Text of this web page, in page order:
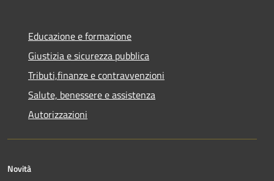
Educazione e formazione
Giustizia e sicurezza pubblica
Tributi,finanze e contravvenzioni
Salute, benessere e assistenza
Autorizzazioni
Novità